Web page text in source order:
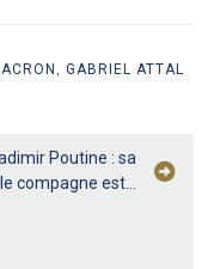
GABRIEL ATTAL
Poutine : sa
compagne est…